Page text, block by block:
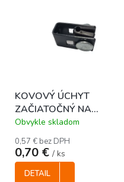
d
u
k
o
v
KOVOVÝ ÚCHYT
ZAČIATOČNÝ NA
PRICHYTENIE PANELU K
STENE, BRÁNE -
ANTRACITOVÝ
Obvykle skladom
0,57 € bez DPH
0,70 € / ks
DETAIL